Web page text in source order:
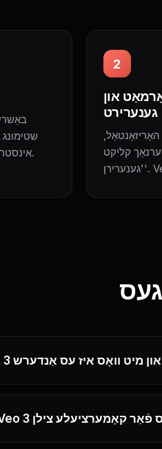
אינסטרוקציעס פֿאַר אוידיאָ אָדער וויזועלן.
2
און
גענערירט
האָריזאָנטאַל,
קליקט